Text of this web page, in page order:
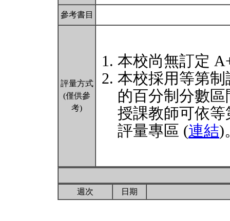
參考書目
評量方式
(僅供參
考)
本校尚無訂定
本校採用等第
的百分制分數
授課教師可依
評量專區 (連結)
週次 日期